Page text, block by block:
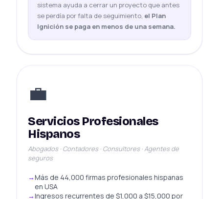
sistema ayuda a cerrar un proyecto que antes
se perdía por falta de seguimiento, el Plan
Ignición se paga en menos de una semana.
💼
Servicios Profesionales
Hispanos
Abogados · Contadores · Consultores · Agentes de
seguros
Más de 44,000 firmas profesionales hispanas
en USA
Ingresos recurrentes de $1,000 a $15,000 por